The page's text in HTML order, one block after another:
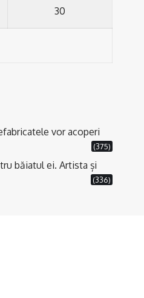
30
vor acoperi
(375)
băiatul ei. Artista și
(336)